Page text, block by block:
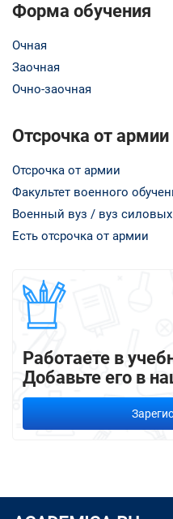
Форма обучения
Очная
Заочная
Очно-заочная
Отсрочка от армии
Отсрочка от армии
Факультет военного
Военный вуз / вуз силовых
Есть отсрочка от армии
Работаете в
Добавьте его в